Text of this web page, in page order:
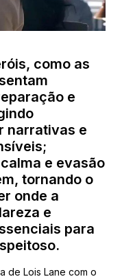
como as
e
narrativas e
e evasão
tornando o
onde a
e
para
de Lois Lane com o